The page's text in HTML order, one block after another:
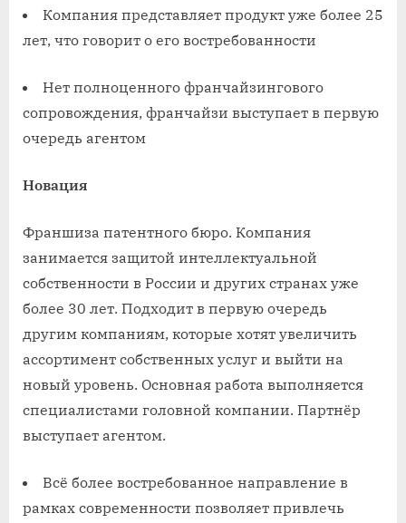
Компания представляет продукт уже более 25
лет, что говорит о его востребованности
Нет полноценного франчайзингового
сопровождения, франчайзи выступает в первую
очередь агентом
Новация
Франшиза патентного бюро. Компания
занимается защитой интеллектуальной
собственности в России и других странах уже
более 30 лет. Подходит в первую очередь
другим компаниям, которые хотят увеличить
ассортимент собственных услуг и выйти на
новый уровень. Основная работа выполняется
специалистами головной компании. Партнёр
выступает агентом.
Всё более востребованное направление в
рамках современности позволяет привлечь